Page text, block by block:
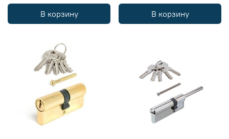
В корзину В корзину